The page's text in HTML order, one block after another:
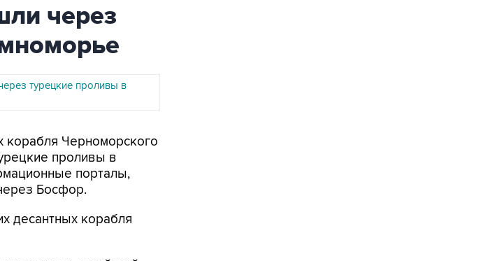
через
турецкие проливы в
корабля Черноморского
проливы в
порталы,
Босфор.
десантных корабля